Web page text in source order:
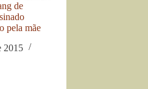
de
pela mãe
2015